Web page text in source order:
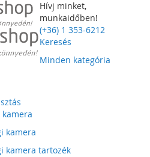
Hívj minket,
munkaidőben!
(+36) 1 353-6212
Keresés
Minden kategória
kamera
kamera
kamera tartozék